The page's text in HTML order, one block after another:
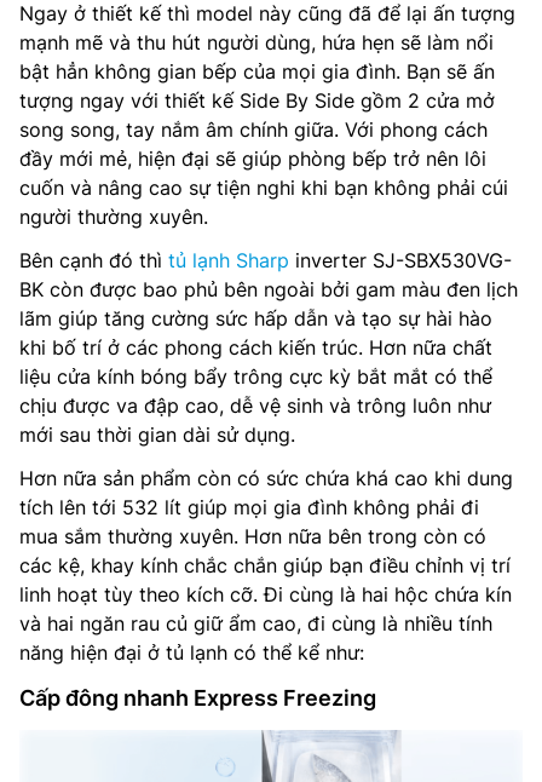
Ngay ở thiết kế thì model này cũng đã để lại ấn tượng
mạnh mẽ và thu hút người dùng, hứa hẹn sẽ làm nổi
bật hẳn không gian bếp của mọi gia đình. Bạn sẽ ấn
tượng ngay với thiết kế Side By Side gồm 2 cửa mở
song song, tay nắm âm chính giữa. Với phong cách
đầy mới mẻ, hiện đại sẽ giúp phòng bếp trở nên lôi
cuốn và nâng cao sự tiện nghi khi bạn không phải cúi
người thường xuyên.
Bên cạnh đó thì tủ lạnh Sharp inverter SJ-SBX530VG-
BK còn được bao phủ bên ngoài bởi gam màu đen lịch
lãm giúp tăng cường sức hấp dẫn và tạo sự hài hào
khi bố trí ở các phong cách kiến trúc. Hơn nữa chất
liệu cửa kính bóng bẩy trông cực kỳ bắt mắt có thể
chịu được va đập cao, dễ vệ sinh và trông luôn như
mới sau thời gian dài sử dụng.
Hơn nữa sản phẩm còn có sức chứa khá cao khi dung
tích lên tới 532 lít giúp mọi gia đình không phải đi
mua sắm thường xuyên. Hơn nữa bên trong còn có
các kệ, khay kính chắc chắn giúp bạn điều chỉnh vị trí
linh hoạt tùy theo kích cỡ. Đi cùng là hai hộc chứa kín
và hai ngăn rau củ giữ ẩm cao, đi cùng là nhiều tính
năng hiện đại ở tủ lạnh có thể kể như:
Cấp đông nhanh Express Freezing